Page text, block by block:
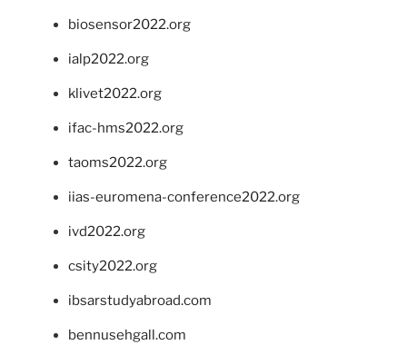
biosensor2022.org
ialp2022.org
klivet2022.org
ifac-hms2022.org
taoms2022.org
iias-euromena-conference2022.org
ivd2022.org
csity2022.org
ibsarstudyabroad.com
bennusehgall.com